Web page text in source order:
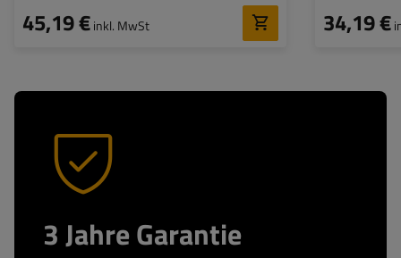
45,19 €inkl. MwSt 34,19 €
3 Jahre Garantie